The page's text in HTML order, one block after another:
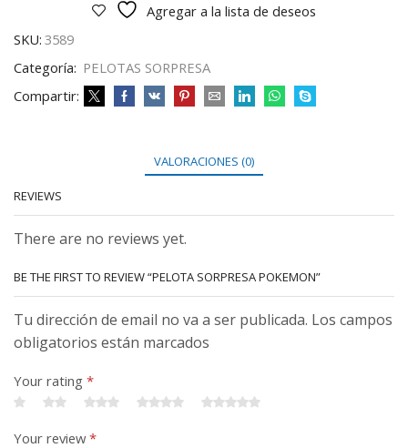
Agregar a la lista de deseos
SKU: 3589
Categoría: PELOTAS SORPRESA
Compartir:
VALORACIONES (0)
REVIEWS
There are no reviews yet.
BE THE FIRST TO REVIEW “PELOTA SORPRESA POKEMON”
Tu dirección de email no va a ser publicada. Los campos
obligatorios están marcados
Your rating *
Your review*